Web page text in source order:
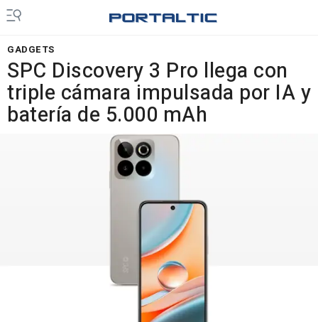
GADGETS
SPC Discovery 3 Pro llega con
triple cámara impulsada por IA y
batería de 5.000 mAh